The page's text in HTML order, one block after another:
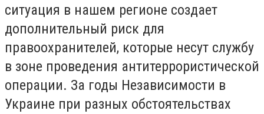
ситуация в нашем регионе создает
дополнительный риск для
правоохранителей, которые несут службу
в зоне проведения антитеррористической
операции. За годы Независимости в
Украине при разных обстоятельствах